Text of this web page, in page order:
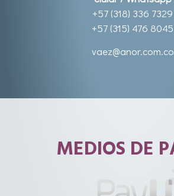
+57 (318) 336 7329
+57 (315) 476 8045
vaez@anor.com.co
MEDIOS DE